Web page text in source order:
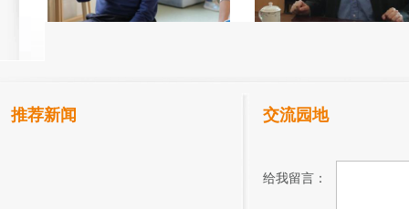
推荐新闻 交流园地
给我留言：